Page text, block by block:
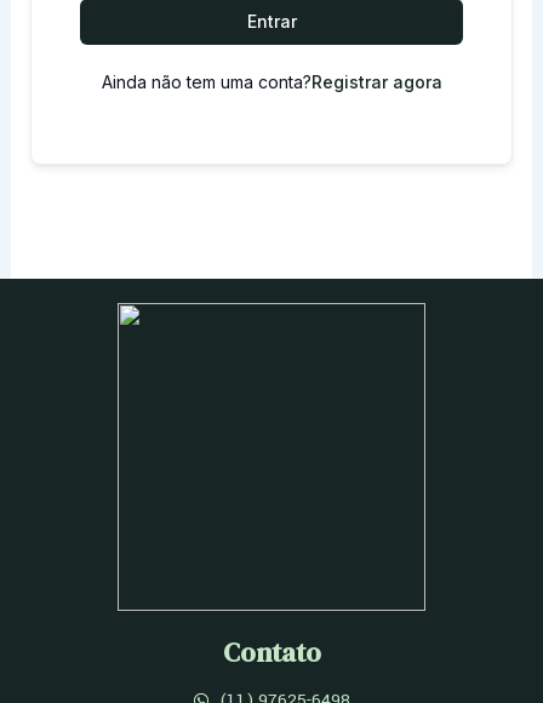
Entrar
Ainda não tem uma conta?Registrar agora
Contato